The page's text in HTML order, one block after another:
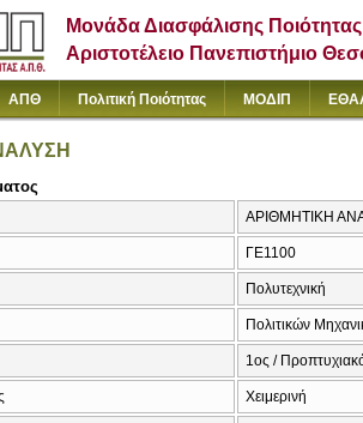
Μονάδα Διασφάλισης Ποιότητας
Αριστοτέλειο Πανεπιστήμιο
ΑΠΘ Πολιτική Ποιότητας ΜΟΔΙΠ
ΑΡΙΘΜΗΤΙΚΗ
ΓΕ1100
Πολυτεχνική
Πολιτικών
1ος /
Χειμερινή